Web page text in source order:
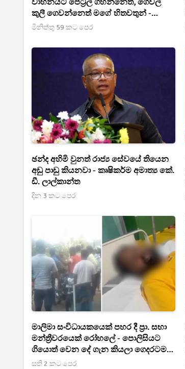
කුලී ගෙවන්නෙත් මගේ හිතවතුන් -
දේශපාලනේට ආවැයින් වූ පාඩුව කියන
මිනිත්තු 59 කට පෙර
ඡන්ද අහිමි වුනත් රාජ්‍ය සේවයේ තියෙන
අඩු පාඩු කියනවා - කෘෂිකර්ම අමාත්‍ය කේ.
ඩී. ලාල්කාන්ත
දින 3 කට පෙර
මාලිමා සංවිධායකයෙක් පහර දී ප්‍රා. සභා
මන්ත්‍රීවරයෙක් රෝහලේ - පොලිසියට
ගියොත් වෙන දේ ගැන කියලා ගෙදරටම
ගිහින් බිරිඳට තර්ජන
සති 2 කට පෙර